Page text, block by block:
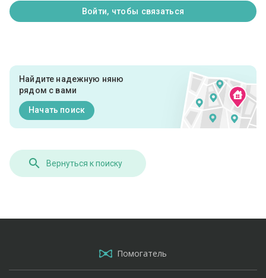
Войти, чтобы связаться
Найдите надежную няню
рядом с вами
Начать поиск
Вернуться к поиску
Помогатель